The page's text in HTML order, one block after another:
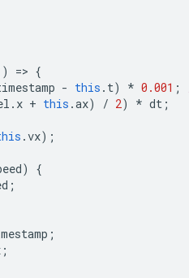
=> {
- this . t) * 0.001 ;
. x + this .ax) / 2) * dt ;
.vx);
)
{
;
;
;